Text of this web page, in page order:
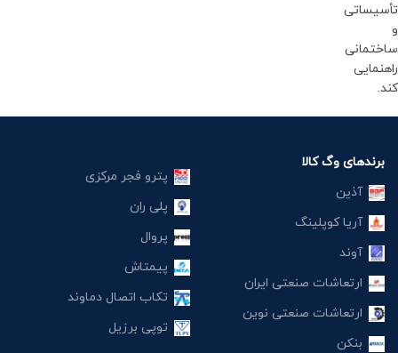
تأسیساتی
و
ساختمانی
راهنمایی
کند.
برندهای وگ کالا
آذین
آریا کوپلینگ
آوند
ارتعاشات صنعتی ایران
ارتعاشات صنعتی نوین
بنکن
پترو فجر مرکزی
پلی ران
پروال
پیمتاش
تکاب اتصال دماوند
توپی برزیل